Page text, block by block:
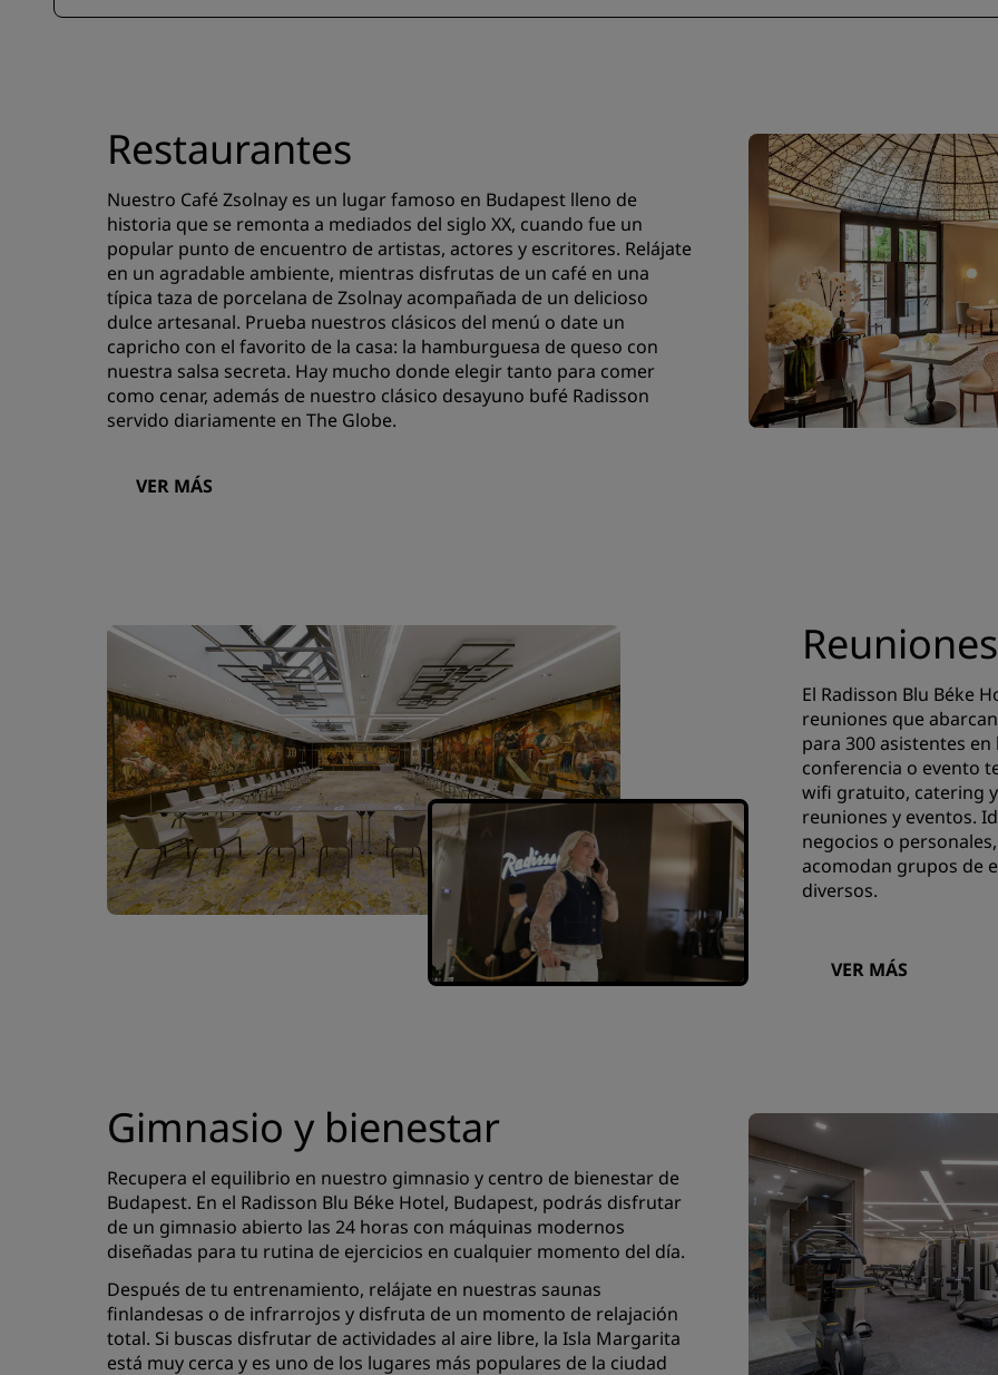
Restaurantes
Nuestro Café Zsolnay es un lugar famoso en Budapest lleno de
historia que se remonta a mediados del siglo XX, cuando fue un
popular punto de encuentro de artistas, actores y escritores. Relájate
en un agradable ambiente, mientras disfrutas de un café en una
típica taza de porcelana de Zsolnay acompañada de un delicioso
dulce artesanal. Prueba nuestros clásicos del menú o date un
capricho con el favorito de la casa: la hamburguesa de queso con
nuestra salsa secreta. Hay mucho donde elegir tanto para comer
como cenar, además de nuestro clásico desayuno bufé Radisson
servido diariamente en The Globe.
VER MÁS
El Radisson Blu Béke
reuniones que
para 300 asistentes
conferencia o evento
wifi gratuito, catering
reuniones y eventos.
negocios o
acomodan grupos de
diversos.
VER MÁS
Gimnasio y bienestar
Recupera el equilibrio en nuestro gimnasio y centro de bienestar de
Budapest. En el Radisson Blu Béke Hotel, Budapest, podrás disfrutar
de un gimnasio abierto las 24 horas con máquinas modernos
diseñadas para tu rutina de ejercicios en cualquier momento del día.
Después de tu entrenamiento, relájate en nuestras saunas
finlandesas o de infrarrojos y disfruta de un momento de relajación
total. Si buscas disfrutar de actividades al aire libre, la Isla Margarita
está muy cerca y es uno de los lugares más populares de la ciudad